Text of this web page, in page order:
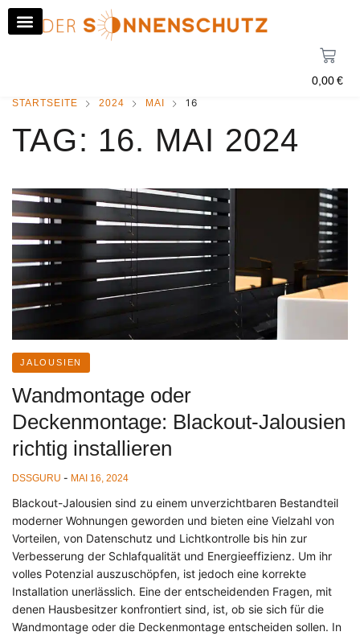
0,00€
STARTSEITE 2024 MAI 16
TAG: 16. MAI 2024
JALOUSIEN
Wandmontage oder
Deckenmontage: Blackout-Jalousien
richtig installieren
DSSGURU - MAI 16, 2024
Blackout-Jalousien sind zu einem unverzichtbaren Bestandteil
moderner Wohnungen geworden und bieten eine Vielzahl von
Vorteilen, von Datenschutz und Lichtkontrolle bis hin zur
Verbesserung der Schlafqualität und Energieeffizienz. Um ihr
volles Potenzial auszuschöpfen, ist jedoch eine korrekte
Installation unerlässlich. Eine der entscheidenden Fragen, mit
denen Hausbesitzer konfrontiert sind, ist, ob sie sich für die
Wandmontage oder die Deckenmontage entscheiden sollen. In